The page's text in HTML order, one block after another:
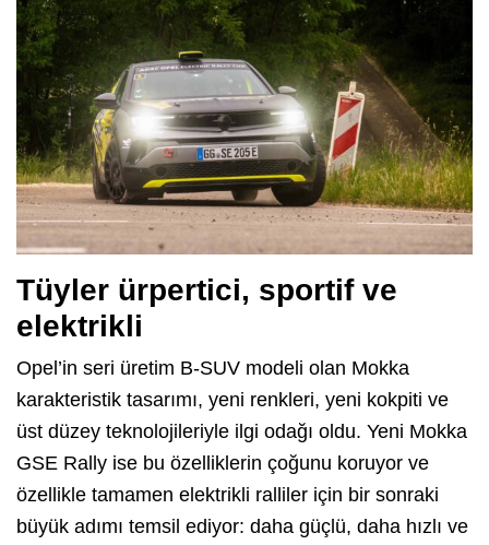
Tüyler ürpertici, sportif ve
elektrikli
Opel’in seri üretim B-SUV modeli olan Mokka
karakteristik tasarımı, yeni renkleri, yeni kokpiti ve
üst düzey teknolojileriyle ilgi odağı oldu. Yeni Mokka
GSE Rally ise bu özelliklerin çoğunu koruyor ve
özellikle tamamen elektrikli ralliler için bir sonraki
büyük adımı temsil ediyor: daha güçlü, daha hızlı ve